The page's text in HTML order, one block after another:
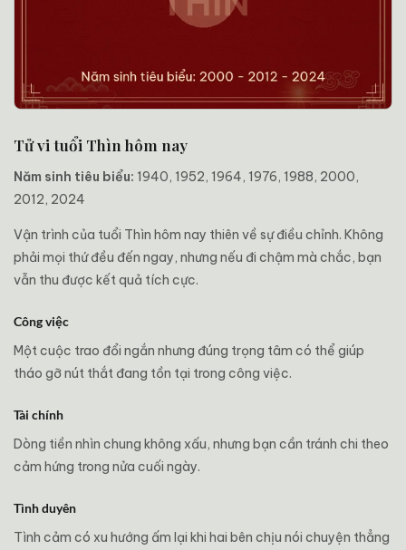
Tử vi tuổi Thìn hôm nay
Năm sinh tiêu biểu: 1940, 1952, 1964, 1976, 1988, 2000,
2012, 2024
Vận trình của tuổi Thìn hôm nay thiên về sự điều chỉnh. Không
phải mọi thứ đều đến ngay, nhưng nếu đi chậm mà chắc, bạn
vẫn thu được kết quả tích cực.
Công việc
Một cuộc trao đổi ngắn nhưng đúng trọng tâm có thể giúp
tháo gỡ nút thắt đang tồn tại trong công việc.
Tài chính
Dòng tiền nhìn chung không xấu, nhưng bạn cần tránh chi theo
cảm hứng trong nửa cuối ngày.
Tình duyên
Tình cảm có xu hướng ấm lại khi hai bên chịu nói chuyện thẳng